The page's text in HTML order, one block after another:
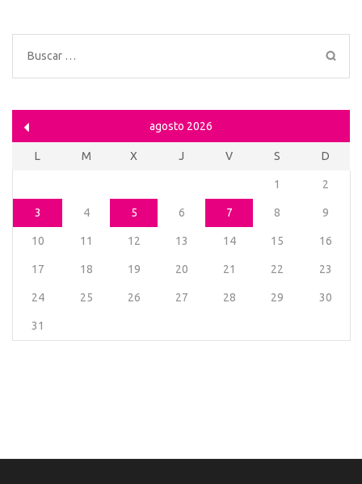
Buscar:
agosto 2026
L M X J V S D
1 2
3 4 5 6 7 8 9
10 11 12 13 14 15 16
17 18 19 20 21 22 23
24 25 26 27 28 29 30
31